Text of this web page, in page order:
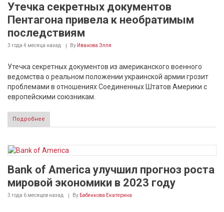
Утечка секретных документов
Пентагона привела к необратимым
последствиям
3 года 4 месяца назад By Иванова Элля
Утечка секретных документов из американского военного
ведомства о реальном положении украинской армии грозит
проблемами в отношениях Соединенных Штатов Америки с
европейскими союзникам.
Подробнее
Bank of America улучшил прогноз роста
мировой экономики в 2023 году
3 года 6 месяцев назад By Бабенкова Екатерина